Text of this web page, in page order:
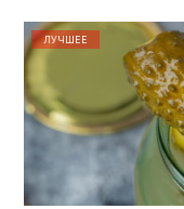
ЛУЧШЕЕ